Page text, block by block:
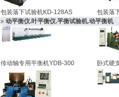
包装落下试验机KD-128AS
包装落
动平衡仪.叶平衡仪.平衡试验机.动平衡机
传动轴专用平衡机YDB-300 卧式硬